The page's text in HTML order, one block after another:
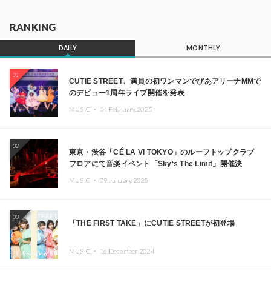
RANKING
DAILY MONTHLY
01
CUTIE STREET、満員の初ワンマンでぴあアリーナMMで
のデビュー1周年ライブ開催を発表
MUSIC ・ 04.February.2025
02
東京・渋谷「CÉ LA VI TOKYO」のルーフトップクラブ
フロアにて音楽イベント「Sky‘s The Limit」開催決
MUSIC ・ 09.January.2025
03
「THE FIRST TAKE」にCUTIE STREETが初登場
MUSIC ・ 16.December.2024